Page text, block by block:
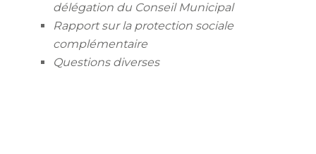
délégation du Conseil Municipal
Rapport sur la protection sociale
complémentaire
Questions diverses